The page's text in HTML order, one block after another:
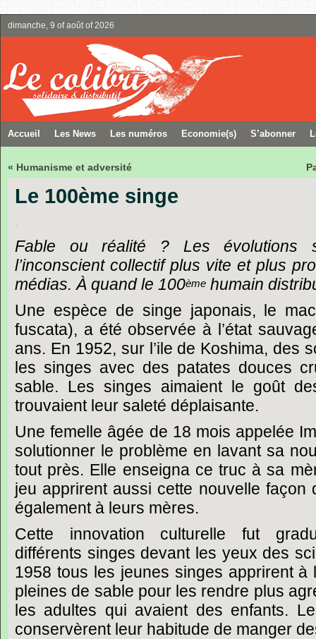
dimanche, 9 of août of 2026
Accueil Les News Les numéros Economie(s) S’abonner
« Humanisme et adversité
Le 100ème singe
.
Fable ou réalité ? Les évolutions
l’inconscient collectif plus vite et plus
médias. À quand le 100ème humain
Une espèce de singe japonais, le
fuscata), a été observée à l’état
ans. En 1952, sur l’ile de Koshima, des
les singes avec des patates douces
sable. Les singes aimaient le goût
trouvaient leur saleté déplaisante.
Une femelle âgée de 18 mois appelée
solutionner le problème en lavant sa
tout près. Elle enseigna ce truc à sa
jeu apprirent aussi cette nouvelle façon
également à leurs mères.
Cette
innovation culturelle fut
différents singes devant les yeux des
1958 tous les jeunes singes apprirent à
pleines de sable pour les rendre plus
les adultes qui avaient des enfants.
conservèrent leur habitude de manger